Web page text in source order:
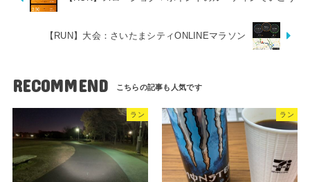
【RUN】大会：さいたまシティONLINEマラソン
RECOMMEND
ラン ラン